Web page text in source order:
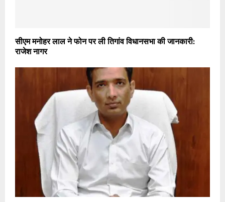
सीएम मनोहर लाल ने फोन पर ली तिगांव विधानसभा की जानकारी:
राजेश नागर